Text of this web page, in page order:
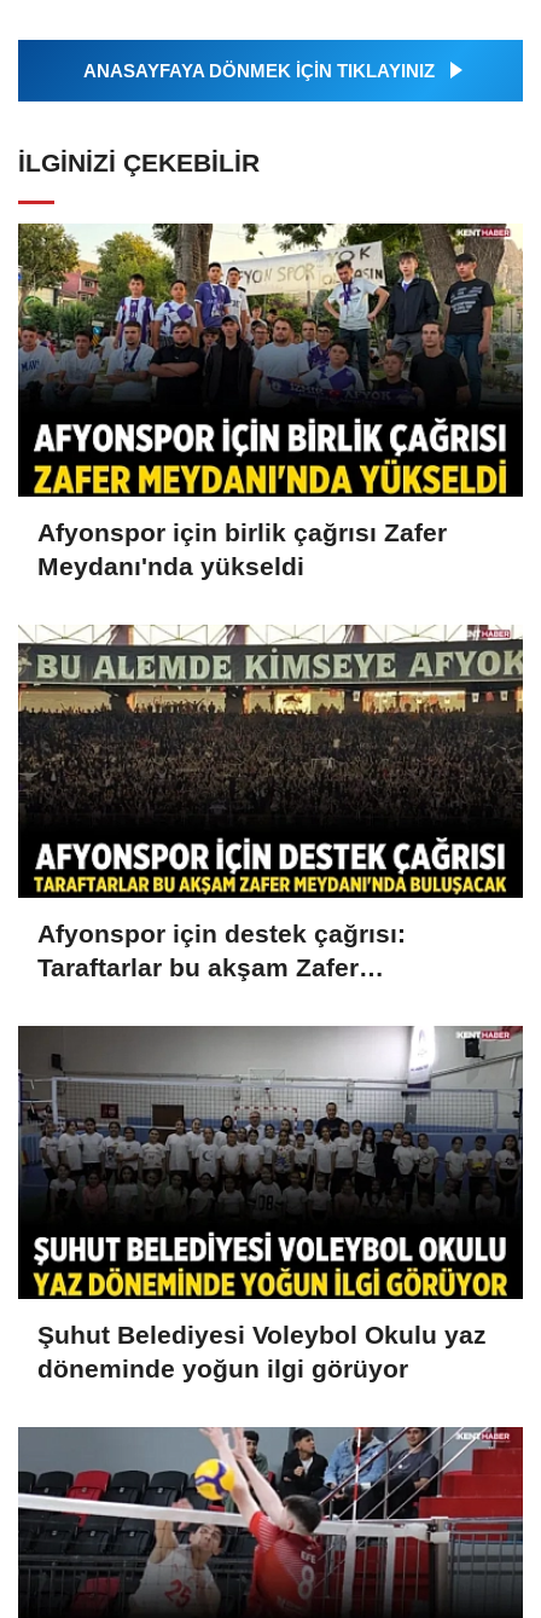
ANASAYFAYA DÖNMEK İÇİN TIKLAYINIZ
İLGINIZI ÇEKEBILIR
Afyonspor için birlik çağrısı Zafer
Meydanı'nda yükseldi
Afyonspor için destek çağrısı:
Taraftarlar bu akşam Zafer
Şuhut Belediyesi Voleybol Okulu yaz
döneminde yoğun ilgi görüyor